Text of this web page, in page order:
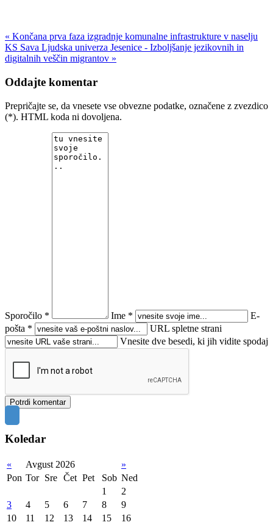
« Končana prva faza izgradnje komunalne infrastrukture v naselju
KS Sava Ljudska univerza Jesenice - Izboljšanje jezikovnih in
digitalnih veščin migrantov »
Oddajte komentar
Prepričajte se, da vnesete vse obvezne podatke, označene z zvezdico
(*). HTML koda ni dovoljena.
Sporočilo * Ime *
E-
pošta *
URL spletne strani
Vnesite dve besedi, ki jih vidite spodaj
Koledar
« Avgust 2026
»
Pon Tor Sre Čet Pet Sob Ned
1
2
3
4 5 6 7 8
9
10
11 12 13 14 15
16